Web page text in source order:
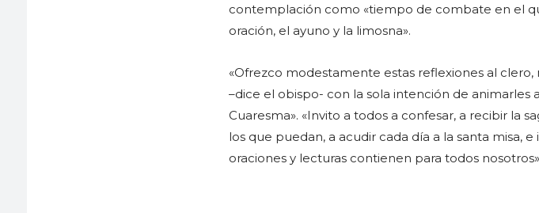
contemplación como «tiempo de combate en el
oración, el ayuno y la limosna».
«Ofrezco modestamente estas reflexiones al clero,
–dice el obispo- con la sola intención de animarles
Cuaresma». «Invito a todos a confesar, a recibir la
los que puedan, a acudir cada día a la santa misa,
oraciones y lecturas contienen para todos